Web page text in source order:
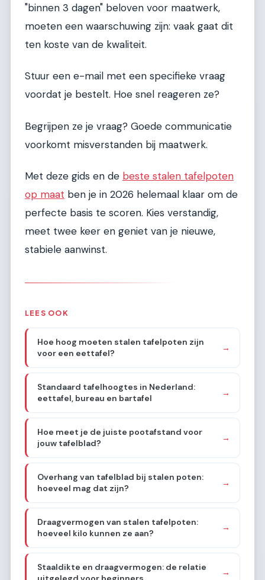
"binnen 3 dagen" beloven voor maatwerk,
moeten een waarschuwing zijn: vaak gaat dit
ten koste van de kwaliteit.
Stuur een e-mail met een specifieke vraag
voordat je bestelt. Hoe snel reageren ze?
Begrijpen ze je vraag? Goede communicatie
voorkomt misverstanden bij maatwerk.
Met deze gids en de beste stalen tafelpoten
op maat ben je in 2026 helemaal klaar om de
perfecte basis te scoren. Kies verstandig,
meet twee keer en geniet van je nieuwe,
stabiele aanwinst.
LEES OOK
Hoe hoog moeten stalen tafelpoten zijn
voor een eettafel?
→
Standaard tafelhoogtes in Nederland:
eettafel, bureau en bartafel
→
Hoe meet je de juiste pootafstand voor
jouw tafelblad?
→
Overhang van tafelblad bij stalen poten:
hoeveel mag dat zijn?
→
Draagvermogen van stalen tafelpoten:
hoeveel kilo kunnen ze aan?
→
Staaldikte en draagvermogen: de relatie
→